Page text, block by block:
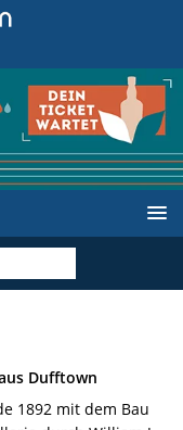
Dufftown
1892 mit dem Bau